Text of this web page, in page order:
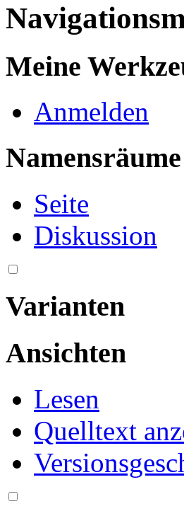
Meine
Anmelden
Namensräume
Seite
Diskussion
Varianten
Ansichten
Lesen
Quelltext